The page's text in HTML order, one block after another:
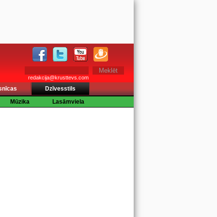
redakcija@krusttevs.com
Dzīvesstils
Mūzika
Lasāmviela